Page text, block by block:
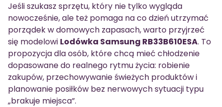
Jeśli szukasz sprzętu, który nie tylko wygląda
nowocześnie, ale też pomaga na co dzień utrzymać
porządek w domowych zapasach, warto przyjrzeć
się modelowi Lodówka Samsung RB33B610ESA. To
propozycja dla osób, które chcą mieć chłodzenie
dopasowane do realnego rytmu życia: robienie
zakupów, przechowywanie świeżych produktów i
planowanie posiłków bez nerwowych sytuacji typu
„brakuje miejsca”.